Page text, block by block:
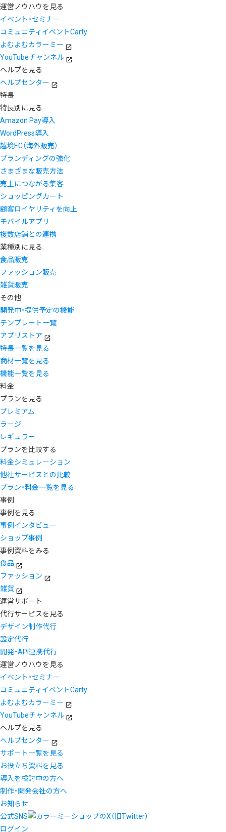
運営ノウハウを見る
イベント・セミナー
コミュニティイベントCarty
よむよむカラーミー
YouTubeチャンネル
ヘルプを見る
ヘルプセンター
特長
特長別に見る
Amazon Pay導入
WordPress導入
越境EC（海外販売）
ブランディングの強化
さまざまな販売方法
売上につながる集客
ショッピングカート
顧客ロイヤリティを向上
モバイルアプリ
複数店舗との連携
業種別に見る
食品販売
ファッション販売
雑貨販売
その他
開発中・提供予定の機能
テンプレート一覧
アプリストア
特長一覧を見る
商材一覧を見る
機能一覧を見る
料金
プランを見る
プレミアム
ラージ
レギュラー
プランを比較する
料金シミュレーション
他社サービスとの比較
プラン・料金一覧を見る
事例
事例を見る
事例インタビュー
ショップ事例
事例資料をみる
食品
ファッション
雑貨
運営サポート
代行サービスを見る
デザイン制作代行
設定代行
開発・API連携代行
運営ノウハウを見る
イベント・セミナー
コミュニティイベントCarty
よむよむカラーミー
YouTubeチャンネル
ヘルプを見る
ヘルプセンター
サポート一覧を見る
お役立ち資料を見る
導入を検討中の方へ
制作・開発会社の方へ
お知らせ
公式SNS
ログイン